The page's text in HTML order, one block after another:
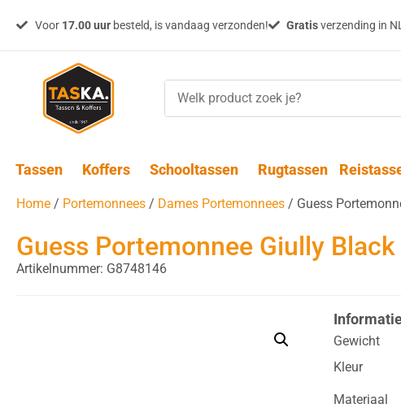
Voor 17.00 uurbesteld, is vandaag verzonden! Gratisverzending in
Tassen Koffers Schooltassen Rugtassen
Home / Portemonnees / Dames Portemonnees / Guess
Guess Portemonnee Giully Black
Artikelnummer: G8748146
Gewicht
Kleur
Materiaal